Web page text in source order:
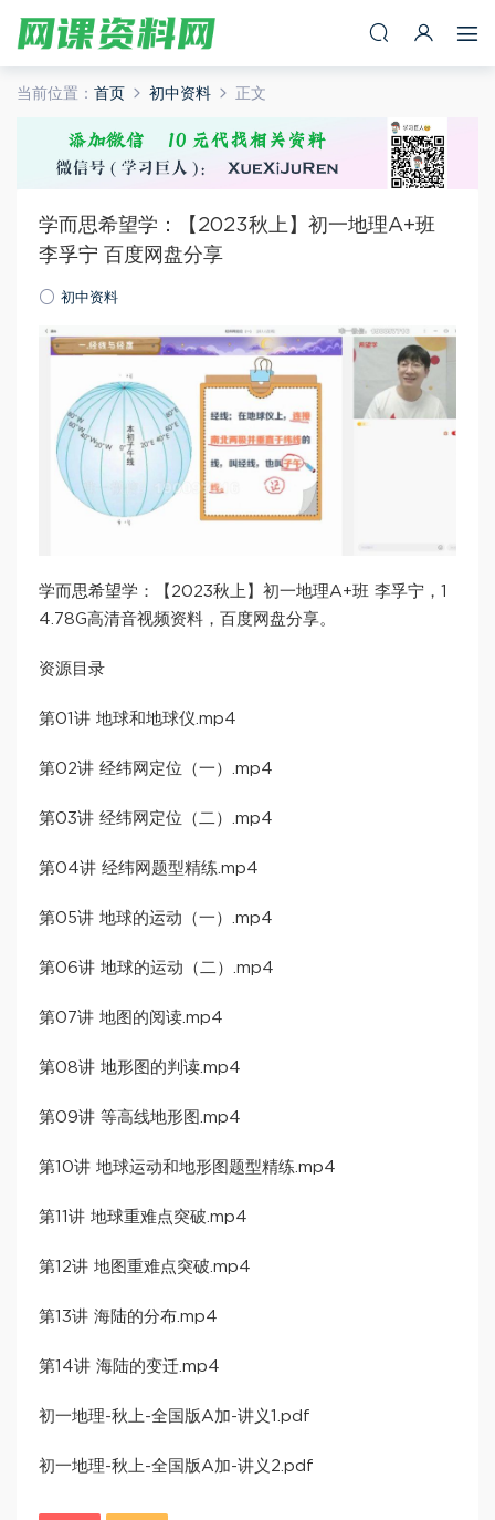
当前位置： 首页 初中资料 正文
学而思希望学：【2023秋上】初一地理A+班
李孚宁 百度网盘分享
初中资料
学而思希望学：【2023秋上】初一地理A+班 李孚宁，1
4.78G高清音视频资料，百度网盘分享。
资源目录
第01讲 地球和地球仪.mp4
第02讲 经纬网定位（一）.mp4
第03讲 经纬网定位（二）.mp4
第04讲 经纬网题型精练.mp4
第05讲 地球的运动（一）.mp4
第06讲 地球的运动（二）.mp4
第07讲 地图的阅读.mp4
第08讲 地形图的判读.mp4
第09讲 等高线地形图.mp4
第10讲 地球运动和地形图题型精练.mp4
第11讲 地球重难点突破.mp4
第12讲 地图重难点突破.mp4
第13讲 海陆的分布.mp4
第14讲 海陆的变迁.mp4
初一地理-秋上-全国版A加-讲义1.pdf
初一地理-秋上-全国版A加-讲义2.pdf